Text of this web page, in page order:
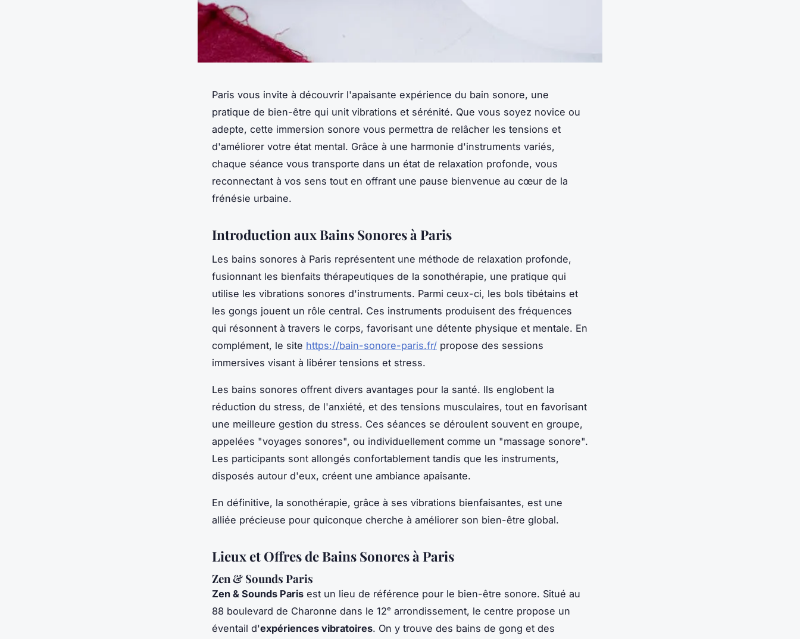
Paris vous invite à découvrir l'apaisante expérience du bain sonore, une
pratique de bien-être qui unit vibrations et sérénité. Que vous soyez novice ou
adepte, cette immersion sonore vous permettra de relâcher les tensions et
d'améliorer votre état mental. Grâce à une harmonie d'instruments variés,
chaque séance vous transporte dans un état de relaxation profonde, vous
reconnectant à vos sens tout en offrant une pause bienvenue au cœur de la
frénésie urbaine.
Introduction aux Bains Sonores à Paris
Les bains sonores à Paris représentent une méthode de relaxation profonde,
fusionnant les bienfaits thérapeutiques de la sonothérapie, une pratique qui
utilise les vibrations sonores d'instruments. Parmi ceux-ci, les bols tibétains et
les gongs jouent un rôle central. Ces instruments produisent des fréquences
qui résonnent à travers le corps, favorisant une détente physique et mentale. En
complément, le site https://bain-sonore-paris.fr/ propose des sessions
immersives visant à libérer tensions et stress.
Les bains sonores offrent divers avantages pour la santé. Ils englobent la
réduction du stress, de l'anxiété, et des tensions musculaires, tout en favorisant
une meilleure gestion du stress. Ces séances se déroulent souvent en groupe,
appelées "voyages sonores", ou individuellement comme un "massage sonore".
Les participants sont allongés confortablement tandis que les instruments,
disposés autour d'eux, créent une ambiance apaisante.
En définitive, la sonothérapie, grâce à ses vibrations bienfaisantes, est une
alliée précieuse pour quiconque cherche à améliorer son bien-être global.
Lieux et Offres de Bains Sonores à Paris
Zen & Sounds Paris
Zen & Sounds Paris est un lieu de référence pour le bien-être sonore. Situé au
88 boulevard de Charonne dans le 12ᵉ arrondissement, le centre propose un
éventail d'expériences vibratoires. On y trouve des bains de gong et des